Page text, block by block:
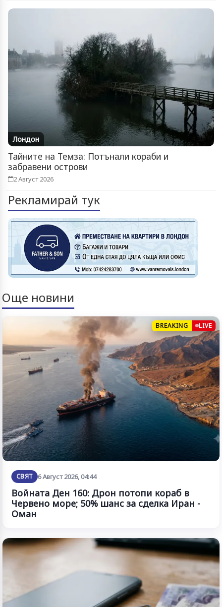
Лондон
Тайните на Темза: Потънали кораби и
забравени острови
2 Август 2026
Рекламирай тук
Още новини
BREAKING LIVE
СВЯТ 6 Август 2026, 04:44
Войната Ден 160: Дрон потопи кораб в
Червено море; 50% шанс за сделка Иран -
Оман